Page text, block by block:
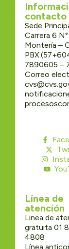
contacto
Sede
Carrera 6
Montería –
7890605 –
Correo
Línea de
atención
Linea de
gratuita 01
4808
Línea